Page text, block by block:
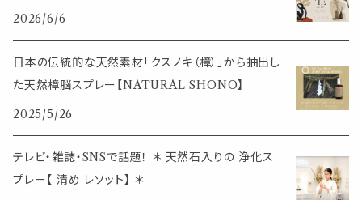
ミニサイズ
50個以上の大容量
筆記用具
スマホアイテム
生活アイテム
ブレスレット
その他
2026/6/6
日本の伝統的な天然素材「クスノキ（樟）」から抽出し
た天然樟脳スプレー【NATURAL SHONO】
2025/5/26
テレビ・雑誌・SNSで話題！ ＊ 天然石入りの 浄化ス
プレー【 清め レソット】 ＊